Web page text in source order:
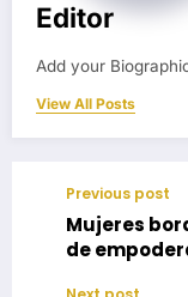
Editor
Add your
View All Posts
Previous post
Mujeres
de